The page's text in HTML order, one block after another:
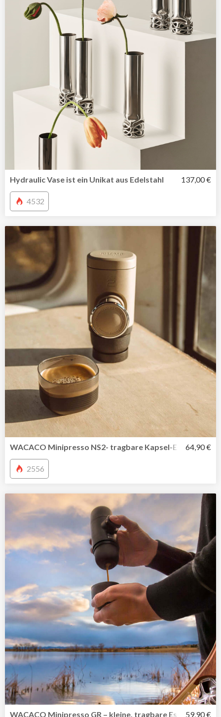
Hydraulic Vase ist ein Unikat aus Edelstahl 137,00 €
4532
WACACO Minipresso NS2- tragbare Kapsel- 64,90 €
2556
WACACO Minipresso GR – kleine, tragbare 59,90 €